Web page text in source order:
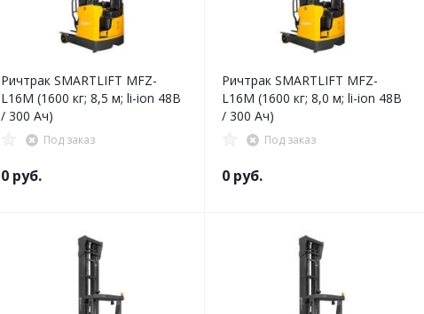
Ричтрак SMARTLIFT MFZ-
L16M (1600 кг; 8,5 м; li-ion 48В
/ 300 Ач)
Под заказ
0 руб.
Ричтрак SMARTLIFT MFZ-
L16M (1600 кг; 8,0 м; li-ion 48В
/ 300 Ач)
Под заказ
0 руб.